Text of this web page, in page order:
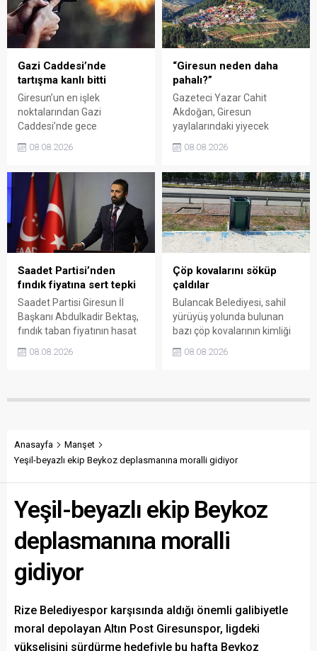
süresi de 16 Ağustos'a
kadar uzatıldı.
alamadığını savunarak,
Giresun milletvekillerini
sessiz kalmakla suçladı.
Gazi Caddesi’nde
tartışma kanlı bitti
Giresun’un en işlek
noktalarından Gazi
Caddesi’nde gece
saatlerinde çıkan silahlı
kavgada A.E. ayağından
bölgede kısa süreli panik
yaşanırken polis geniş çaplı
soruşturma başlattı.
08.08.2026
“Giresun neden daha
pahalı?”
Gazeteci Yazar Cahit
Akdoğan, Giresun
yaylalarındaki yiyecek
fiyatlarının çevre illere göre
belirgin biçimde yüksek
Valiliği, Tarım ve Orman İl
Müdürlüğü ile ilgili kurumları
denetime çağırdı. Akdoğan,
yüzde 50’ye ulaşan fiyat
farklarının araştırılması
gerektiğini söyledi.
08.08.2026
Saadet Partisi’nden
fındık fiyatına sert tepki
Saadet Partisi Giresun İl
Başkanı Abdulkadir Bektaş,
fındık taban fiyatının hasat
başlamasına rağmen
açıklanmamasına tepki
belirterek üreticiyi memnun
savundu.
08.08.2026
Çöp kovalarını söküp
çaldılar
Bulancak Belediyesi, sahil
yürüyüş yolunda bulunan
bazı çöp kovalarının kimliği
belirsiz kişi ya da kişilerce
sökülerek çalındığını açıkladı.
vatandaşlardan ihbar
08.08.2026
Anasayfa
Manşet
Yeşil-beyazlı ekip Beykoz deplasmanına moralli gidiyor
Yeşil-beyazlı ekip Beykoz
deplasmanına moralli
gidiyor
Rize Belediyespor karşısında aldığı önemli galibiyetle
moral depolayan Altın Post Giresunspor, ligdeki
yükselişini sürdürme hedefiyle bu hafta Beykoz